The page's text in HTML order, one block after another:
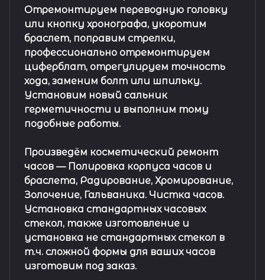
Отремонтируем переводную головку
или кнопку хронографа, укоротим
браслет, поправим стрелки,
профессионально отремонтируем
циферблат, отрегулируем точность
хода, заменим болт или шпильку.
Установим новый сальник
герметичности и выполним тому
подобные работы.
Произведём косметический ремонт
часов — Полировка корпуса часов и
браслета, Радирование, Хромирование,
Золочение, Гальваника. Чистка часов.
Установка стандартных часовых
стекол, также изготовление и
установка не стандартных стекол в
т.ч. сложной формы для ваших часов
изготовим под заказ.